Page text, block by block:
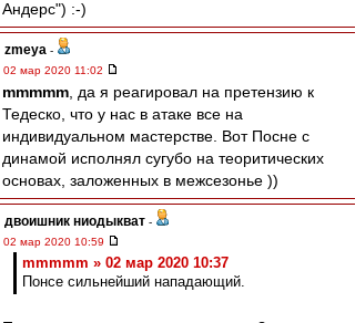
Андерс") :-)
zmeya -
02 мар 2020 11:02
mmmmm , да я реагировал на претензию к
Тедеско, что у нас в атаке все на
индивидуальном мастерстве. Вот Посне с
динамой исполнял сугубо на теоритических
основах, заложенных в межсезонье ))
двоишник ниодыкват -
02 мар 2020 10:59
mmmmm » 02 мар 2020 10:37
Понсе сильнейший нападающий.